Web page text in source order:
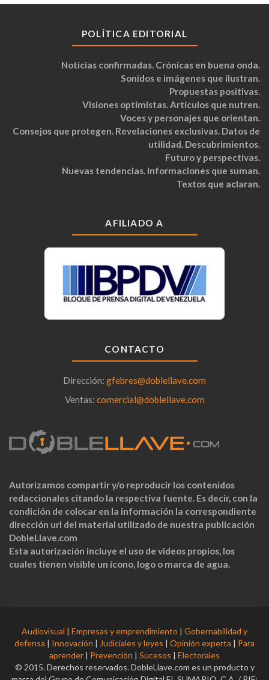
POLÍTICA EDITORIAL
Noticias confirmadas. Crónicas en buena onda.
Sonidos e imágenes que ilustran.
Propuestas positivas.
Visiones optimistas. Artículos que nutren.
Voces y personajes que orientan.
Consejos que protegen. Revelaciones exclusivas. Datos de
utilidad. Descubrimientos.
Futuro y perspectivas.
Nuevas tendencias. Informaciones que suman.
Textos que aclaran.
AFILIADO A
CONTACTO
Dirección: gfebres@doblellave.com
Ventas: comercial@doblellave.com
Autorizamos compartir y/o reproducir los contenidos
redaccionales citando la respectiva fuente. Es decir, con la
condición de colocar en la información la correspondiente
dirección url del material utilizado de nuestra publicación
DobleLlave.com
Esta autorización incluye el uso de videos propios, los
cuales tienen visible un ícono, logo o marca de agua.
Audiovisual | Empresas y emprendimiento | Gobernabilidad y
defensa | Innovación | Judiciales y leyes | Opinión experta | Para
aprender | Prevención | Sucesos | Electorales
© 2015. Derechos reservados. DobleLlave.com es un producto y